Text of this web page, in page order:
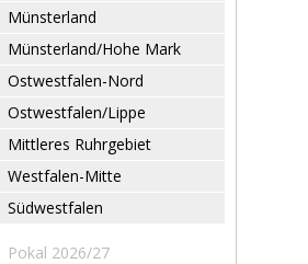
Münsterland
Münsterland/Hohe Mark
Ostwestfalen-Nord
Ostwestfalen/Lippe
Mittleres Ruhrgebiet
Westfalen-Mitte
Südwestfalen
Pokal 2026/27